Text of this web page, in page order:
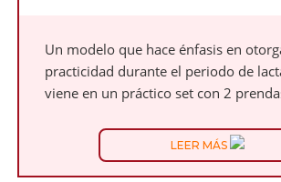
Un modelo que hace énfasis en
practicidad durante el periodo de
viene en un práctico set con 2
LEER MÁS